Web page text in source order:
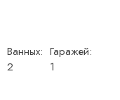
Ванных:
2
Гаражей:
1